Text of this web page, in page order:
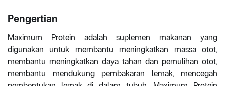
Pengertian
Maximum Protein adalah suplemen makanan yang
digunakan untuk membantu meningkatkan massa otot,
membantu meningkatkan daya tahan dan pemulihan otot,
membantu mendukung pembakaran lemak, mencegah